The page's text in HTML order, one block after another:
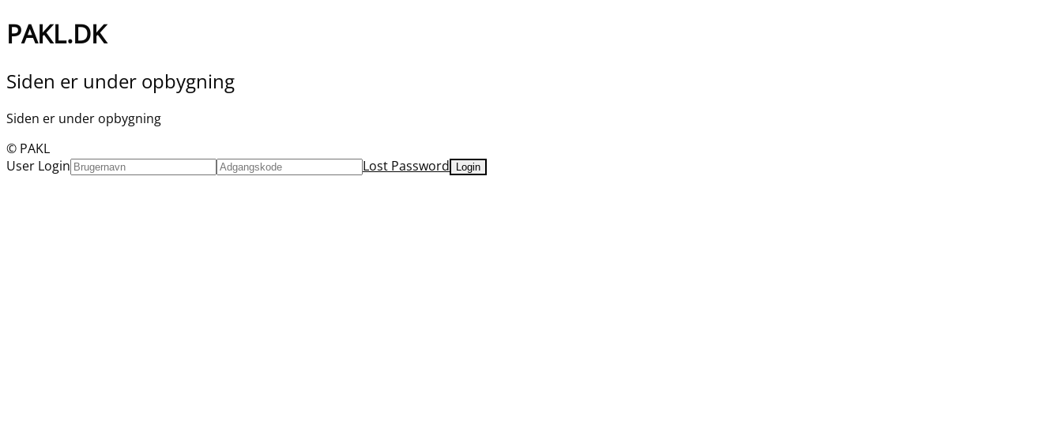
PAKL.DK
Siden er under opbygning
Siden er under opbygning
© PAKL
User Login
Lost Password